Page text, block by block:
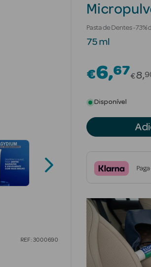
REF: 3000690
Pasta de Dentes -73%
75 ml
€6 67€8
Disponível